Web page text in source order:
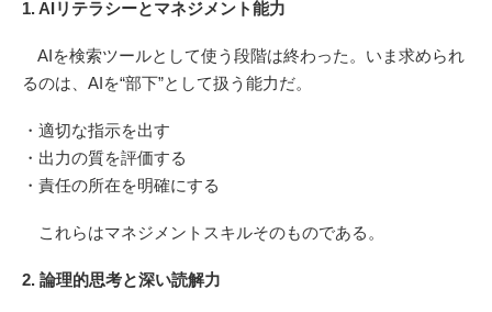
1. AIリテラシーとマネジメント能力
AIを検索ツールとして使う段階は終わった。いま求められ
るのは、AIを“部下”として扱う能力だ。
・適切な指示を出す
・出力の質を評価する
・責任の所在を明確にする
これらはマネジメントスキルそのものである。
2. 論理的思考と深い読解力